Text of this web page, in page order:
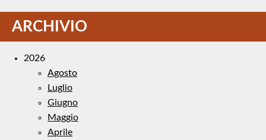
ARCHIVIO
2026
Agosto
Luglio
Giugno
Maggio
Aprile